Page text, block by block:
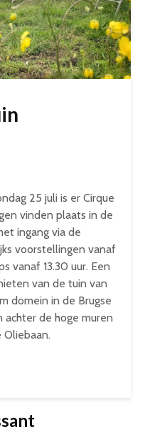
25 juli is er Cirque
vinden plaats in de
ingang via de
voorstellingen vanaf
vanaf 13.30 uur. Een
van de tuin van
domein in de Brugse
achter de hoge muren